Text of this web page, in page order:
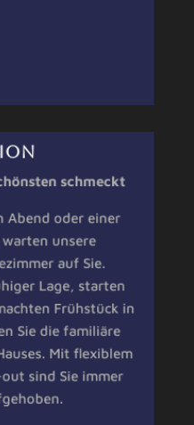
schmeckt
Abend oder einer
unsere
auf Sie.
Lage, starten
Frühstück in
Sie die familiäre
Mit flexiblem
sind Sie immer